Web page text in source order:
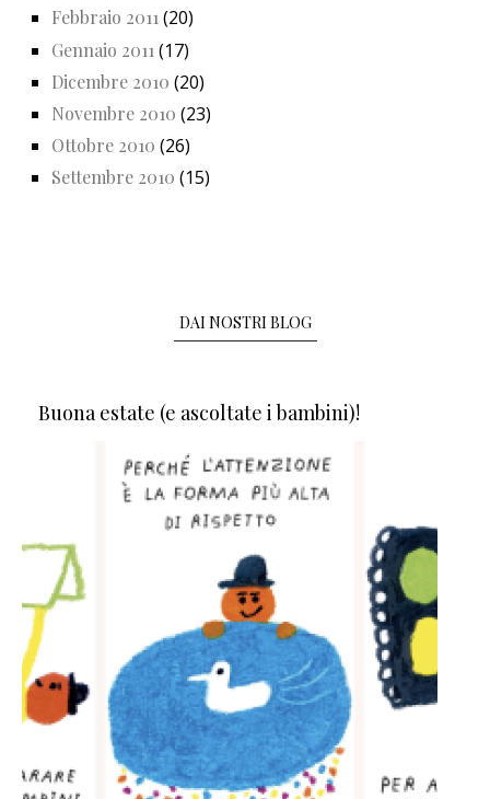
Febbraio 2011(20)
Gennaio 2011 (17)
Dicembre 2010 (20)
Novembre 2010 (23)
Ottobre 2010 (26)
Settembre 2010 (15)
DAI NOSTRI BLOG
Buona estate (e ascoltate i bambini)!